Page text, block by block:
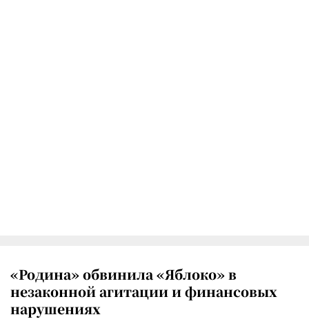
«Родина» обвинила «Яблоко» в
незаконной агитации и финансовых
нарушениях